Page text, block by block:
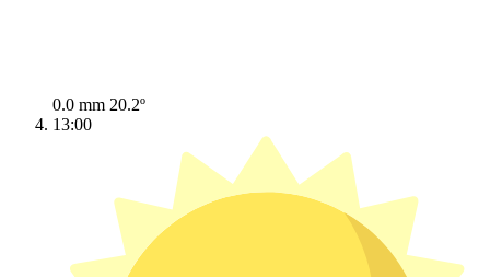
0.0 mm 20.2º
13:00